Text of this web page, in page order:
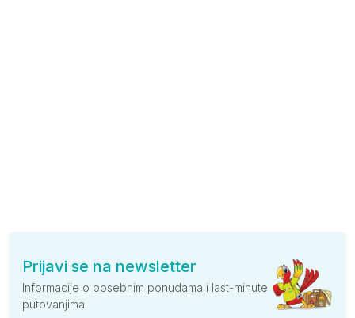
Prijavi se na newsletter
Informacije o posebnim ponudama i last-minute
putovanjima.